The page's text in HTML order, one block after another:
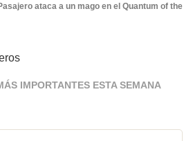
ataca a un mago en el Quantum of the
IMPORTANTES ESTA SEMANA